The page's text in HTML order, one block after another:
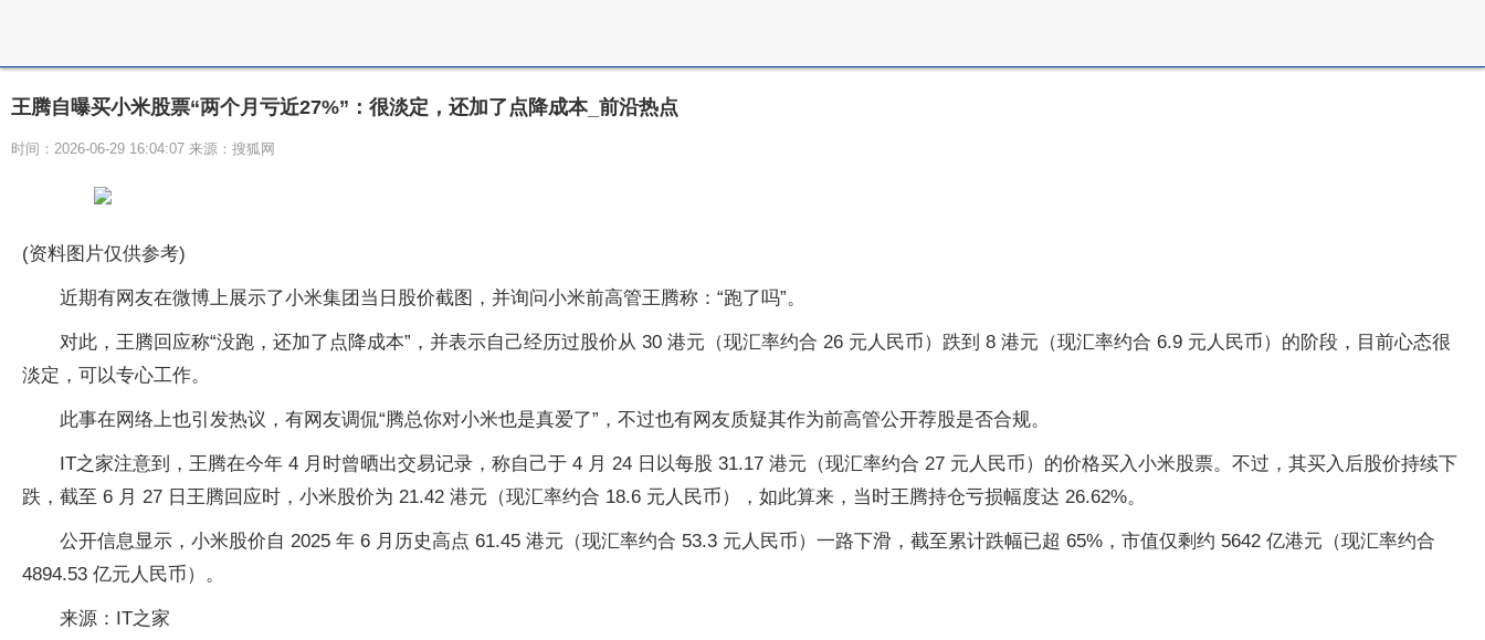
王腾自曝买小米股票“两个月亏近27%”：很淡定，还加了点降成本_前沿热点
时间：2026-06-29 16:04:07 来源：搜狐网
(资料图片仅供参考)
近期有网友在微博上展示了小米集团当日股价截图，并询问小米前高管王腾称：“跑了吗”。
对此，王腾回应称“没跑，还加了点降成本”，并表示自己经历过股价从 30 港元（现汇率约合 26 元人民币）跌到 8 港元（现汇率约合 6.9 元人民币）的阶段，目前心态很
淡定，可以专心工作。
此事在网络上也引发热议，有网友调侃“腾总你对小米也是真爱了”，不过也有网友质疑其作为前高管公开荐股是否合规。
IT之家注意到，王腾在今年 4 月时曾晒出交易记录，称自己于 4 月 24 日以每股 31.17 港元（现汇率约合 27 元人民币）的价格买入小米股票。不过，其买入后股价持续下
跌，截至 6 月 27 日王腾回应时，小米股价为 21.42 港元（现汇率约合 18.6 元人民币），如此算来，当时王腾持仓亏损幅度达 26.62%。
公开信息显示，小米股价自 2025 年 6 月历史高点 61.45 港元（现汇率约合 53.3 元人民币）一路下滑，截至累计跌幅已超 65%，市值仅剩约 5642 亿港元（现汇率约合
4894.53 亿元人民币）。
来源：IT之家